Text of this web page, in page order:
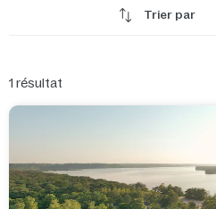
Trier par
1 résultat